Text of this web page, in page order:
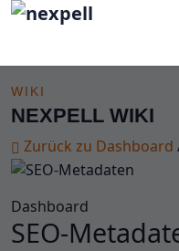
WIKI
NEXPELL WIKI
Zurück zu Dashboard
Dashboard
SEO-